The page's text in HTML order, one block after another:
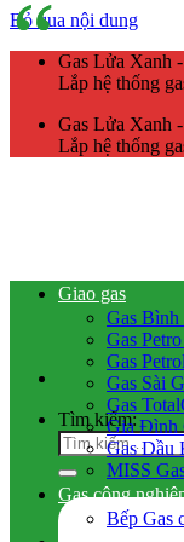
Bỏ qua nội dung
Gas Lửa Xanh
Lắp hệ thống
Gas Lửa Xanh
Lắp hệ thống
Tìm kiếm:
Giao gas
Gas
Gas
Gas
Gas Sài
Gas
Gia Đình
Gas Dầu
MISS
Gas công
Bếp Gas